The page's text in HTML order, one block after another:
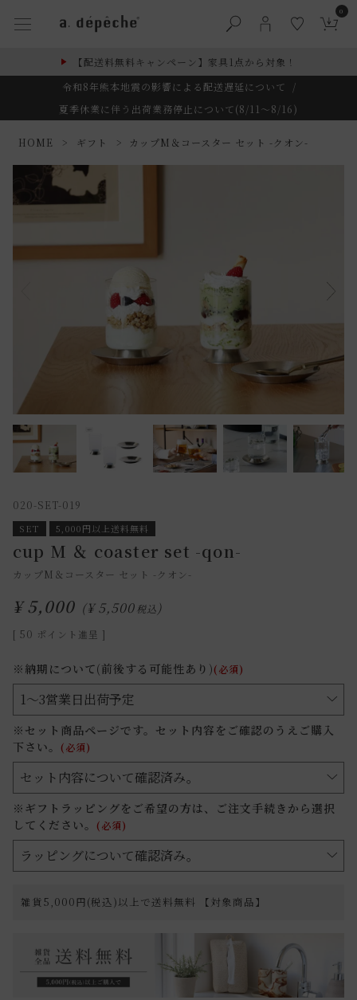
0
【配送料無料キャンペーン】家具1点から対象！
令和8年熊本地震の影響による配送遅延について
/
夏季休業に伴う出荷業務停止について(8/11～8/16)
HOME ギフト カップM＆コースター セット -クオン-
020-SET-019
SET 5,000円以上送料無料
cup M ＆ coaster set -qon-
カップM＆コースター セット -クオン-
¥ 5,000 ¥ 5,500税込
[ 50 ポイント進呈 ]
※納期について(前後する可能性あり)(必須)
※セット商品ページです。セット内容をご確認のうえご購入
下さい。
(必須)
※ギフトラッピングをご希望の方は、ご注文手続きから選択
してください。
(必須)
雑貨5,000円(税込)以上で送料無料 【対象商品】